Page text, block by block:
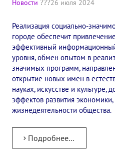
✔️ Заказать книги/журналы
Международный научно-
Международное теософское
Межрегиональные
Международный Теософский
Международный
Новости 26 июля 2024
Реализация социально-
городе обеспечит
эффективный
уровня, обмен опытом в
значимых программ,
открытие новых имен в
науках, искусстве и
эффектов развития
жизнедеятельности общества.
Подробнее...